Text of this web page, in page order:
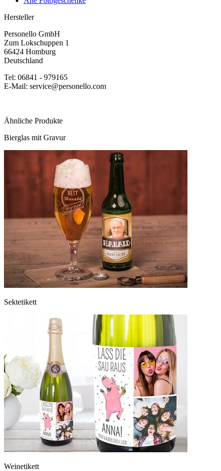
Hersteller
Personello GmbH
Zum Lokschuppen 1
66424 Homburg
Deutschland
Tel: 06841 - 979165
E-Mail: service@personello.com
Ähnliche Produkte
Bierglas mit Gravur
Sektetikett
Weinetikett